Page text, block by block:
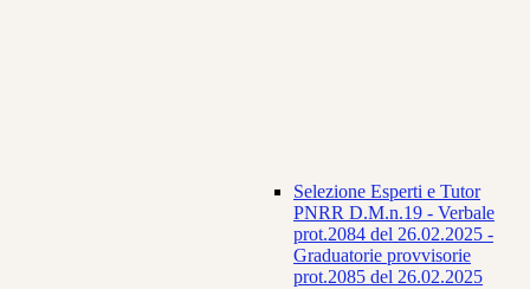
Selezione Esperti e Tutor
PNRR D.M.n.19 - Verbale
prot.2084 del 26.02.2025 -
Graduatorie provvisorie
prot.2085 del 26.02.2025